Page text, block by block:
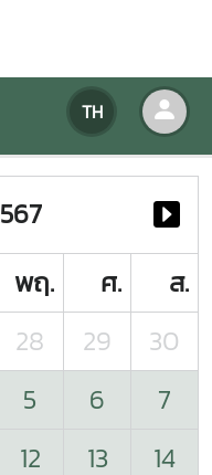
TH
วยงาน
พฤ. ศ.
ส.
28 29
30
5 6
7
12 13
14